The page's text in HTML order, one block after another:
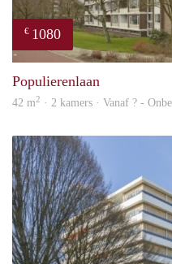
€ 1080
Populierenlaan
42 m2 · 2 kamers · Vanaf ? -